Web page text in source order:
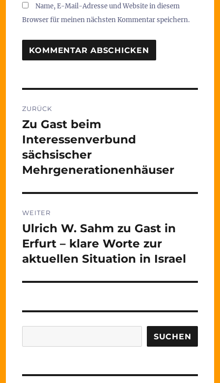
Name, E-Mail-Adresse und Website in diesem
Browser für meinen nächsten Kommentar speichern.
ZURÜCK
Vorheriger
Beitrag:
Zu Gast beim
Interessenverbund
sächsischer
Mehrgenerationenhäuser
WEITER
Nächster
Beitrag:
Ulrich W. Sahm zu Gast in
Erfurt – klare Worte zur
aktuellen Situation in Israel
SUCHEN